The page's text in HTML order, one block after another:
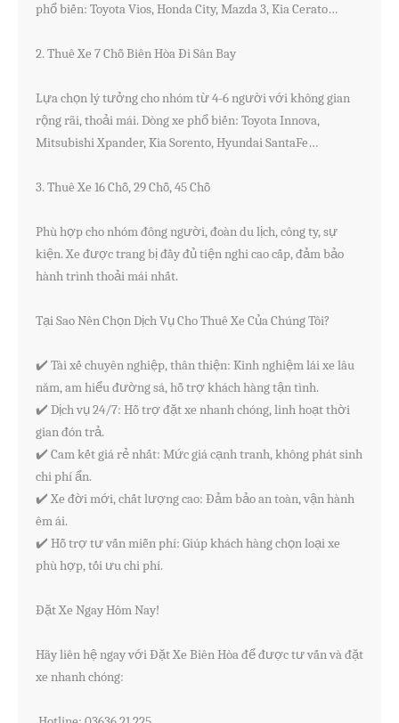
phổ biến: Toyota Vios, Honda City, Mazda 3, Kia Cerato…
2. Thuê Xe 7 Chỗ Biên Hòa Đi Sân Bay
Lựa chọn lý tưởng cho nhóm từ 4-6 người với không gian
rộng rãi, thoải mái. Dòng xe phổ biến: Toyota Innova,
Mitsubishi Xpander, Kia Sorento, Hyundai SantaFe…
3. Thuê Xe 16 Chỗ, 29 Chỗ, 45 Chỗ
Phù hợp cho nhóm đông người, đoàn du lịch, công ty, sự
kiện. Xe được trang bị đầy đủ tiện nghi cao cấp, đảm bảo
hành trình thoải mái nhất.
Tại Sao Nên Chọn Dịch Vụ Cho Thuê Xe Của Chúng Tôi?
✔️ Tài xế chuyên nghiệp, thân thiện: Kinh nghiệm lái xe lâu
năm, am hiểu đường sá, hỗ trợ khách hàng tận tình.
✔️ Dịch vụ 24/7: Hỗ trợ đặt xe nhanh chóng, linh hoạt thời
gian đón trả.
✔️ Cam kết giá rẻ nhất: Mức giá cạnh tranh, không phát sinh
chi phí ẩn.
✔️ Xe đời mới, chất lượng cao: Đảm bảo an toàn, vận hành
êm ái.
✔️ Hỗ trợ tư vấn miễn phí: Giúp khách hàng chọn loại xe
phù hợp, tối ưu chi phí.
Đặt Xe Ngay Hôm Nay!
Hãy liên hệ ngay với Đặt Xe Biên Hòa để được tư vấn và đặt
xe nhanh chóng: